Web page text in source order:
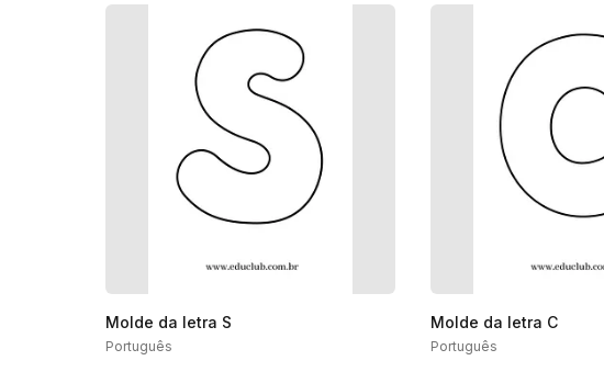
Molde da letra S
Português
Molde da letra C
Português